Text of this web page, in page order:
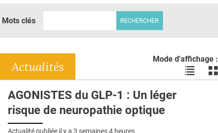
DOSSIERS
RÉSEAUX
E-REVUE SAD
THÉMA
Mots clés
Mode d'affichage :
Voir
les
les
Actualités
AGONISTES du GLP-1 : Un léger
risque de neuropathie optique
Actualité publiée il y a 3 semaines 4 heures